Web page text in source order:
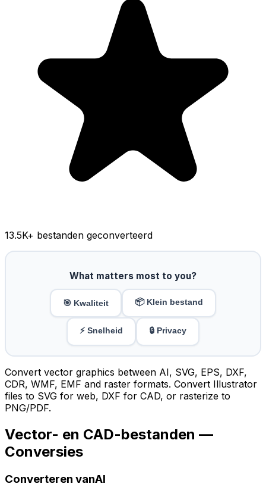
13.5K+ bestanden geconverteerd
What matters most to you?
🎯 Kwaliteit 📦 Klein bestand
⚡ Snelheid 🔒 Privacy
Convert vector graphics between AI, SVG, EPS, DXF,
CDR, WMF, EMF and raster formats. Convert Illustrator
files to SVG for web, DXF for CAD, or rasterize to
PNG/PDF.
Vector- en CAD-bestanden —
Conversies
Converteren vanAI